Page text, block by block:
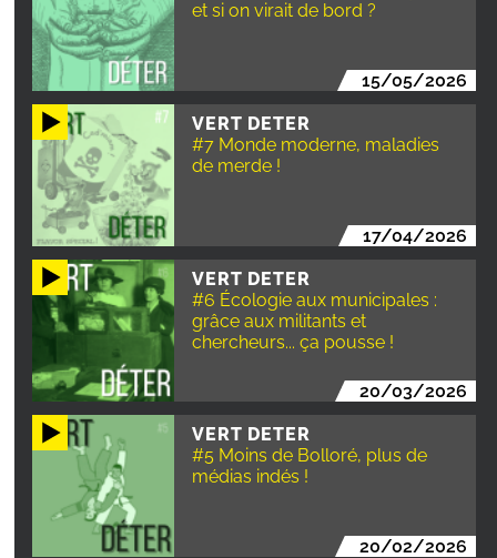
et si on virait de bord ?
15/05/2026
VERT DETER
#7 Monde moderne, maladies
de merde !
17/04/2026
VERT DETER
#6 Écologie aux municipales :
grâce aux militants et
chercheurs... ça pousse !
20/03/2026
VERT DETER
#5 Moins de Bolloré, plus de
médias indés !
20/02/2026